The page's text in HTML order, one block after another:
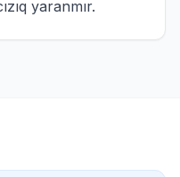
yaranmır.